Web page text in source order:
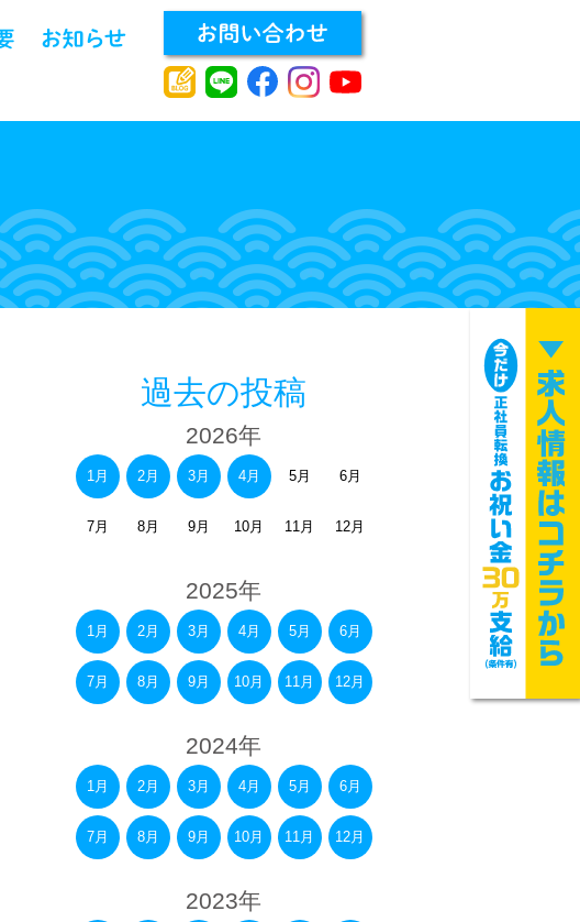
過去の投稿
2026年
1月 2月 3月 4月 5月 6月
7月 8月 9月 10月 11月 12月
2025年
1月 2月 3月 4月 5月 6月
7月 8月 9月 10月 11月 12月
2024年
1月 2月 3月 4月 5月 6月
7月 8月 9月 10月 11月 12月
2023年